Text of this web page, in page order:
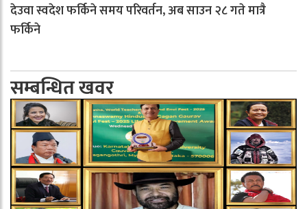
देउवा स्वदेश फर्किने समय परिवर्तन, अब साउन २८ गते मात्रै
फर्किने
सम्बन्धित खवर